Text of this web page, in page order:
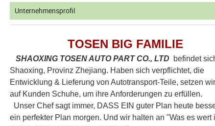
Unternehmensprofil
TOSEN BIG FAMILIE
SHAOXING TOSEN AUTO PART CO., LTD
befindet
Shaoxing, Provinz Zhejiang. Haben sich verpflichtet, die
Entwicklung & Lieferung von Autotransport-Teile, setzen
auf Kunden Schuhe, um ihre Anforderungen zu erfüllen.
Unser Chef sagt immer, DASS EIN guter Plan heute
ein perfekter Plan morgen. Und wir halten an "Was es wert